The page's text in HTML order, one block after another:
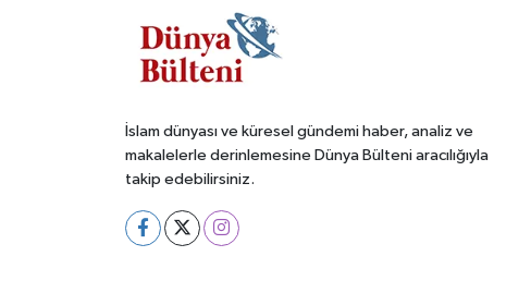
İslam dünyası ve küresel gündemi haber, analiz ve
makalelerle derinlemesine Dünya Bülteni aracılığıyla
takip edebilirsiniz.